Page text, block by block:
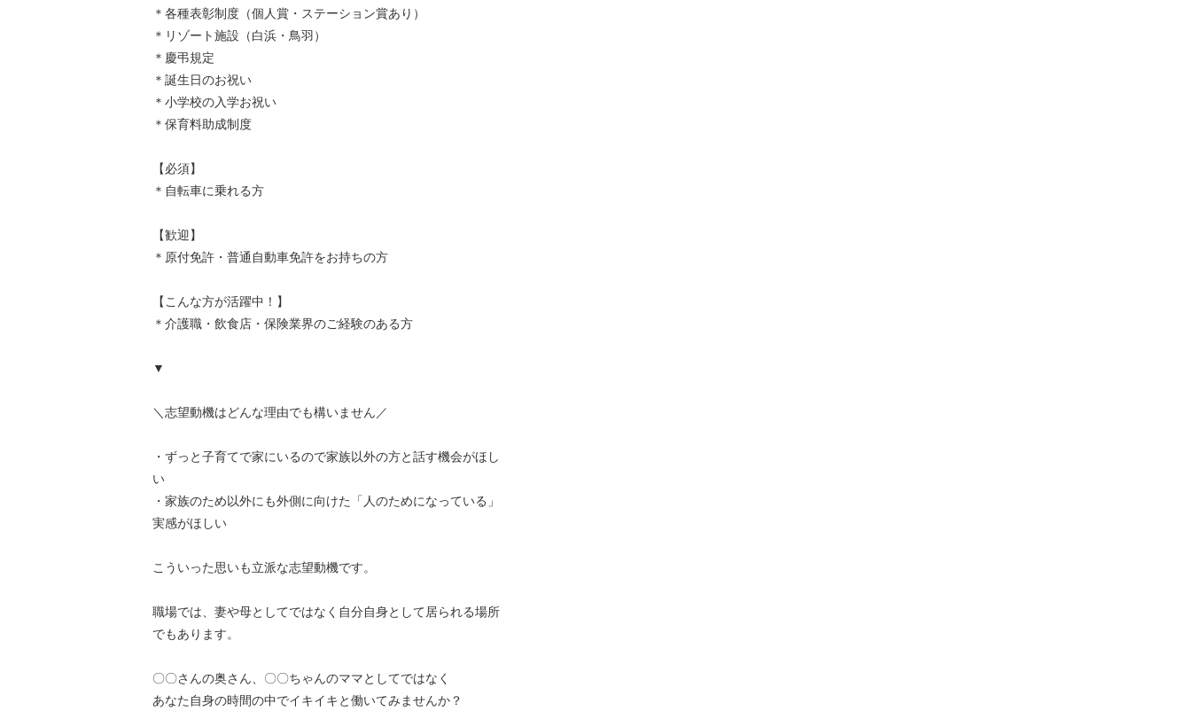
＊各種表彰制度（個人賞・ステーション賞あり）
＊リゾート施設（白浜・鳥羽）
＊慶弔規定
＊誕生日のお祝い
＊小学校の入学お祝い
＊保育料助成制度
【必須】
＊自転車に乗れる方
【歓迎】
＊原付免許・普通自動車免許をお持ちの方
【こんな方が活躍中！】
＊介護職・飲食店・保険業界のご経験のある方
▼
＼志望動機はどんな理由でも構いません／
・ずっと子育てで家にいるので家族以外の方と話す機会がほし
い
・家族のため以外にも外側に向けた「人のためになっている」
実感がほしい
こういった思いも立派な志望動機です。
職場では、妻や母としてではなく自分自身として居られる場所
でもあります。
〇〇さんの奥さん、〇〇ちゃんのママとしてではなく
あなた自身の時間の中でイキイキと働いてみませんか？